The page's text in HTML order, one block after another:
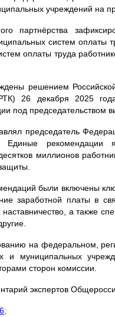
учреждений на
партнёрства
систем оплаты
оплаты труда
решением
26 декабря 2025
под председательством
председатель
рекомендации
миллионов
были включены
заработной платы в
а также
на федеральном,
и муниципальных
сторон комиссии.
экспертов
;